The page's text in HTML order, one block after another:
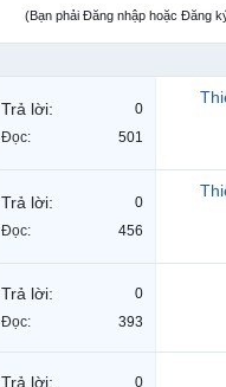
(Bạn phải Đăng nhập hoặc Đăng
Trả lời:
0
Đọc:
501
Trả lời:
0
Đọc:
456
Trả lời:
0
Đọc:
393
Trả lời:
0